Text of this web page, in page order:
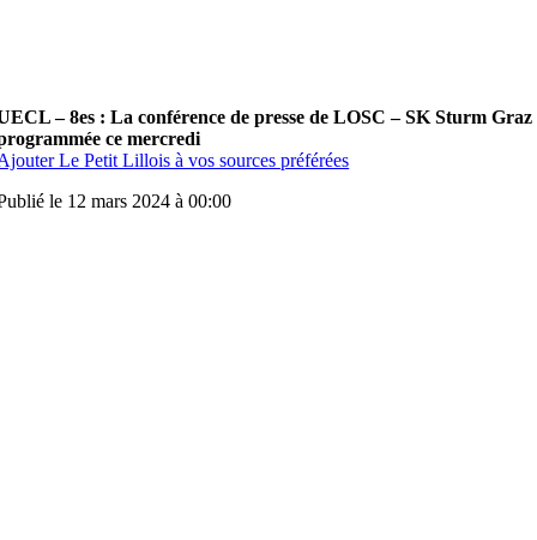
– 8es : La conférence de presse de LOSC – SK Sturm Graz
ce mercredi
Le Petit Lillois à vos sources préférées
le 12 mars 2024 à 00:00